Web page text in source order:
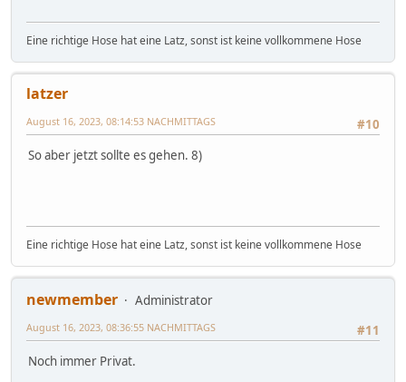
Eine richtige Hose hat eine Latz, sonst ist keine vollkommene Hose
latzer
#10
August 16, 2023, 08:14:53 NACHMITTAGS
So aber jetzt sollte es gehen. 8)
Eine richtige Hose hat eine Latz, sonst ist keine vollkommene Hose
newmember
Administrator
#11
August 16, 2023, 08:36:55 NACHMITTAGS
Noch immer Privat.